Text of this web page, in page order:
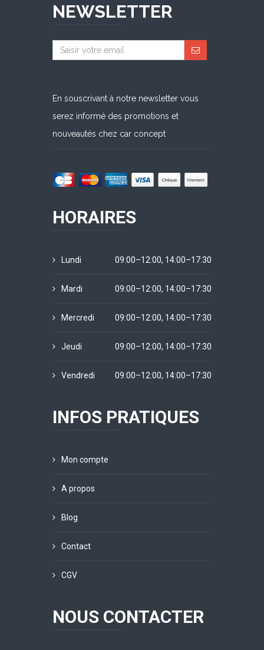
NEWSLETTER
En souscrivant à notre newsletter vous
serez informé des promotions et
nouveautés chez car concept
HORAIRES
Lundi 09:00–12:00, 14:00–17:30
Mardi 09:00–12:00, 14:00–17:30
Mercredi 09:00–12:00, 14:00–17:30
Jeudi 09:00–12:00, 14:00–17:30
Vendredi 09:00–12:00, 14:00–17:30
INFOS PRATIQUES
Mon compte
A propos
Blog
Contact
CGV
NOUS CONTACTER